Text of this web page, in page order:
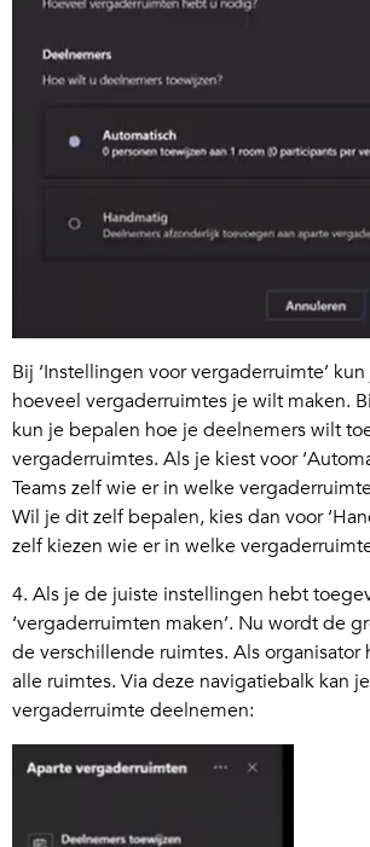
Bij ‘Instellingen voor vergaderruimte’
hoeveel vergaderruimtes je wilt maken.
kun je bepalen hoe je deelnemers wilt
vergaderruimtes. Als je kiest voor
Teams zelf wie er in welke
Wil je dit zelf bepalen, kies dan voor
zelf kiezen wie er in welke
4. Als je de juiste instellingen hebt
‘vergaderruimten maken’. Nu wordt de
de verschillende ruimtes. Als
alle ruimtes. Via deze navigatiebalk kan
vergaderruimte deelnemen: